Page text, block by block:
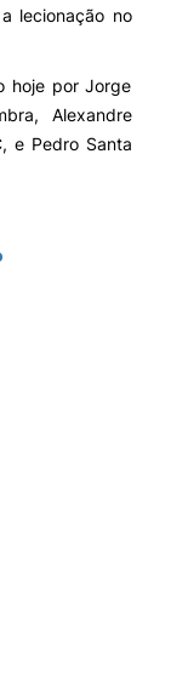
lecionação no
hoje por Jorge
Alexandre
e Pedro Santa